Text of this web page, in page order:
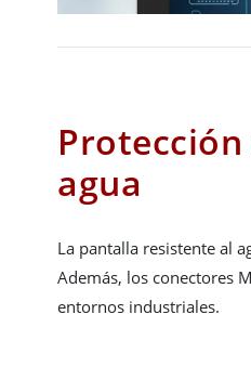
agua
La pantalla resistente al
Además, los conectores
entornos industriales.